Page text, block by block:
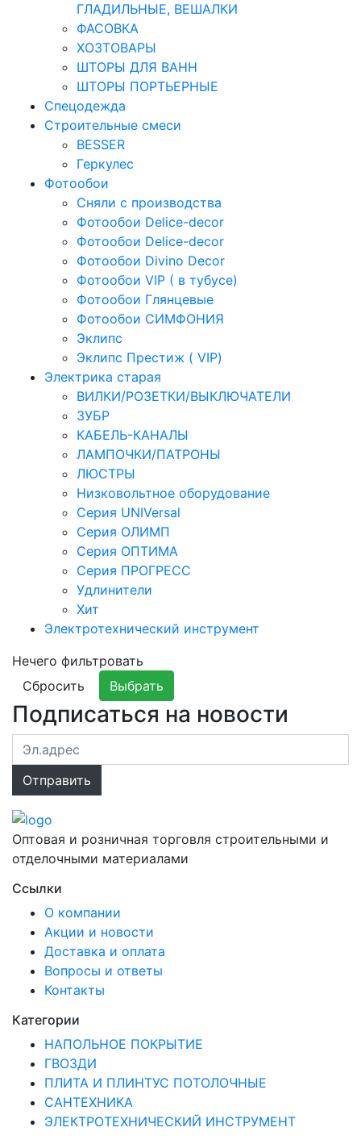
ГЛАДИЛЬНЫЕ, ВЕШАЛКИ
ФАСОВКА
ХОЗТОВАРЫ
ШТОРЫ ДЛЯ ВАНН
ШТОРЫ ПОРТЬЕРНЫЕ
Спецодежда
Строительные смеси
BESSER
Геркулес
Фотообои
Сняли с производства
Фотообои Delice-decor
Фотообои Delice-decor
Фотообои Divino Decor
Фотообои VIP ( в тубусе)
Фотообои Глянцевые
Фотообои СИМФОНИЯ
Эклипс
Эклипс Престиж ( VIP)
Электрика старая
ВИЛКИ/РОЗЕТКИ/ВЫКЛЮЧАТЕЛИ
ЗУБР
КАБЕЛЬ-КАНАЛЫ
ЛАМПОЧКИ/ПАТРОНЫ
ЛЮСТРЫ
Низковольтное оборудование
Серия UNIVersal
Серия ОЛИМП
Серия ОПТИМА
Серия ПРОГРЕСС
Удлинители
Хит
Электротехнический инструмент
Нечего фильтровать
Сбросить
Выбрать
Подписаться на новости
Оптовая и розничная торговля строительными и
отделочными материалами
Ссылки
О компании
Акции и новости
Доставка и оплата
Вопросы и ответы
Контакты
Категории
НАПОЛЬНОЕ ПОКРЫТИЕ
ГВОЗДИ
ПЛИТА И ПЛИНТУС ПОТОЛОЧНЫЕ
САНТЕХНИКА
ЭЛЕКТРОТЕХНИЧЕСКИЙ ИНСТРУМЕНТ